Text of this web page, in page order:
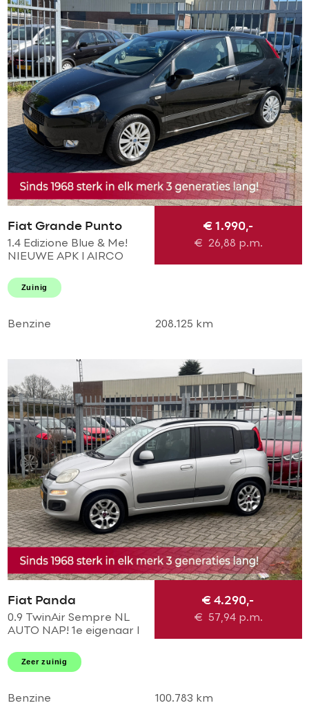
Fiat Grande Punto
1.4 Edizione Blue & Me!
NIEUWE APK l AIRCO
GOED ONDERHOUDEN!
€ 1.990,-
€ 26,88 p.m.
Zuinig
Benzine 208.125 km
Fiat Panda
0.9 TwinAir Sempre NL
AUTO NAP! 1e eigenaar l
LMV l Dakrailing l Elek
pakket l TOPSTAAT!
€ 4.290,-
€ 57,94p.m.
Zeer zuinig
Benzine 100.783 km